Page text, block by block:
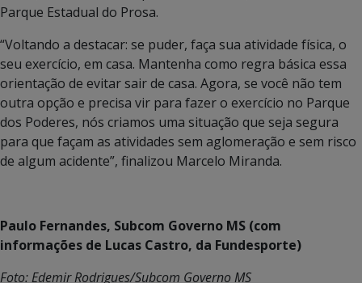
Parque Estadual do Prosa.
“Voltando a destacar: se puder, faça sua atividade física, o
seu exercício, em casa. Mantenha como regra básica essa
orientação de evitar sair de casa. Agora, se você não tem
outra opção e precisa vir para fazer o exercício no Parque
dos Poderes, nós criamos uma situação que seja segura
para que façam as atividades sem aglomeração e sem risco
de algum acidente”, finalizou Marcelo Miranda.
Paulo Fernandes, Subcom Governo MS (com
informações de Lucas Castro, da Fundesporte)
Foto: Edemir Rodrigues/Subcom Governo MS